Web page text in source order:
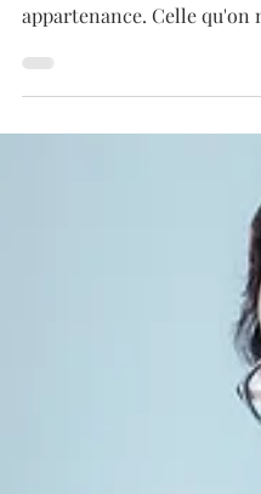
C'est cela, le bénéfice
entrepreneurs. Pas une
partagées, des victoires
famille choisie qui, à
là depuis le début — en